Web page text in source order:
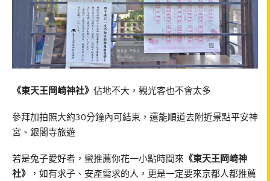
《東天王岡崎神社》 佔地不大，觀光客也不會太多
參拜加拍照大約30分鐘內可結束，還能順道去附近景點平安神
宮、銀閣寺旅遊
若是兔子愛好者，蠻推薦你花一小點時間來 《東天王岡崎神
社》
，如有求子、安產需求的人，更是一定要來京都人都推薦